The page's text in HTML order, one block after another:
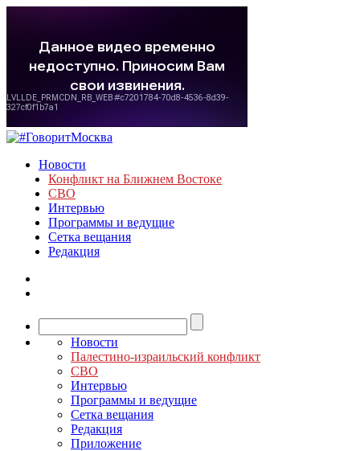
Новости
Конфликт на Ближнем Востоке
СВО
Интервью
Программы и ведущие
Сетка вещания
Редакция
Новости
Палестино-израильский конфликт
СВО
Интервью
Программы и ведущие
Сетка вещания
Редакция
Приложение